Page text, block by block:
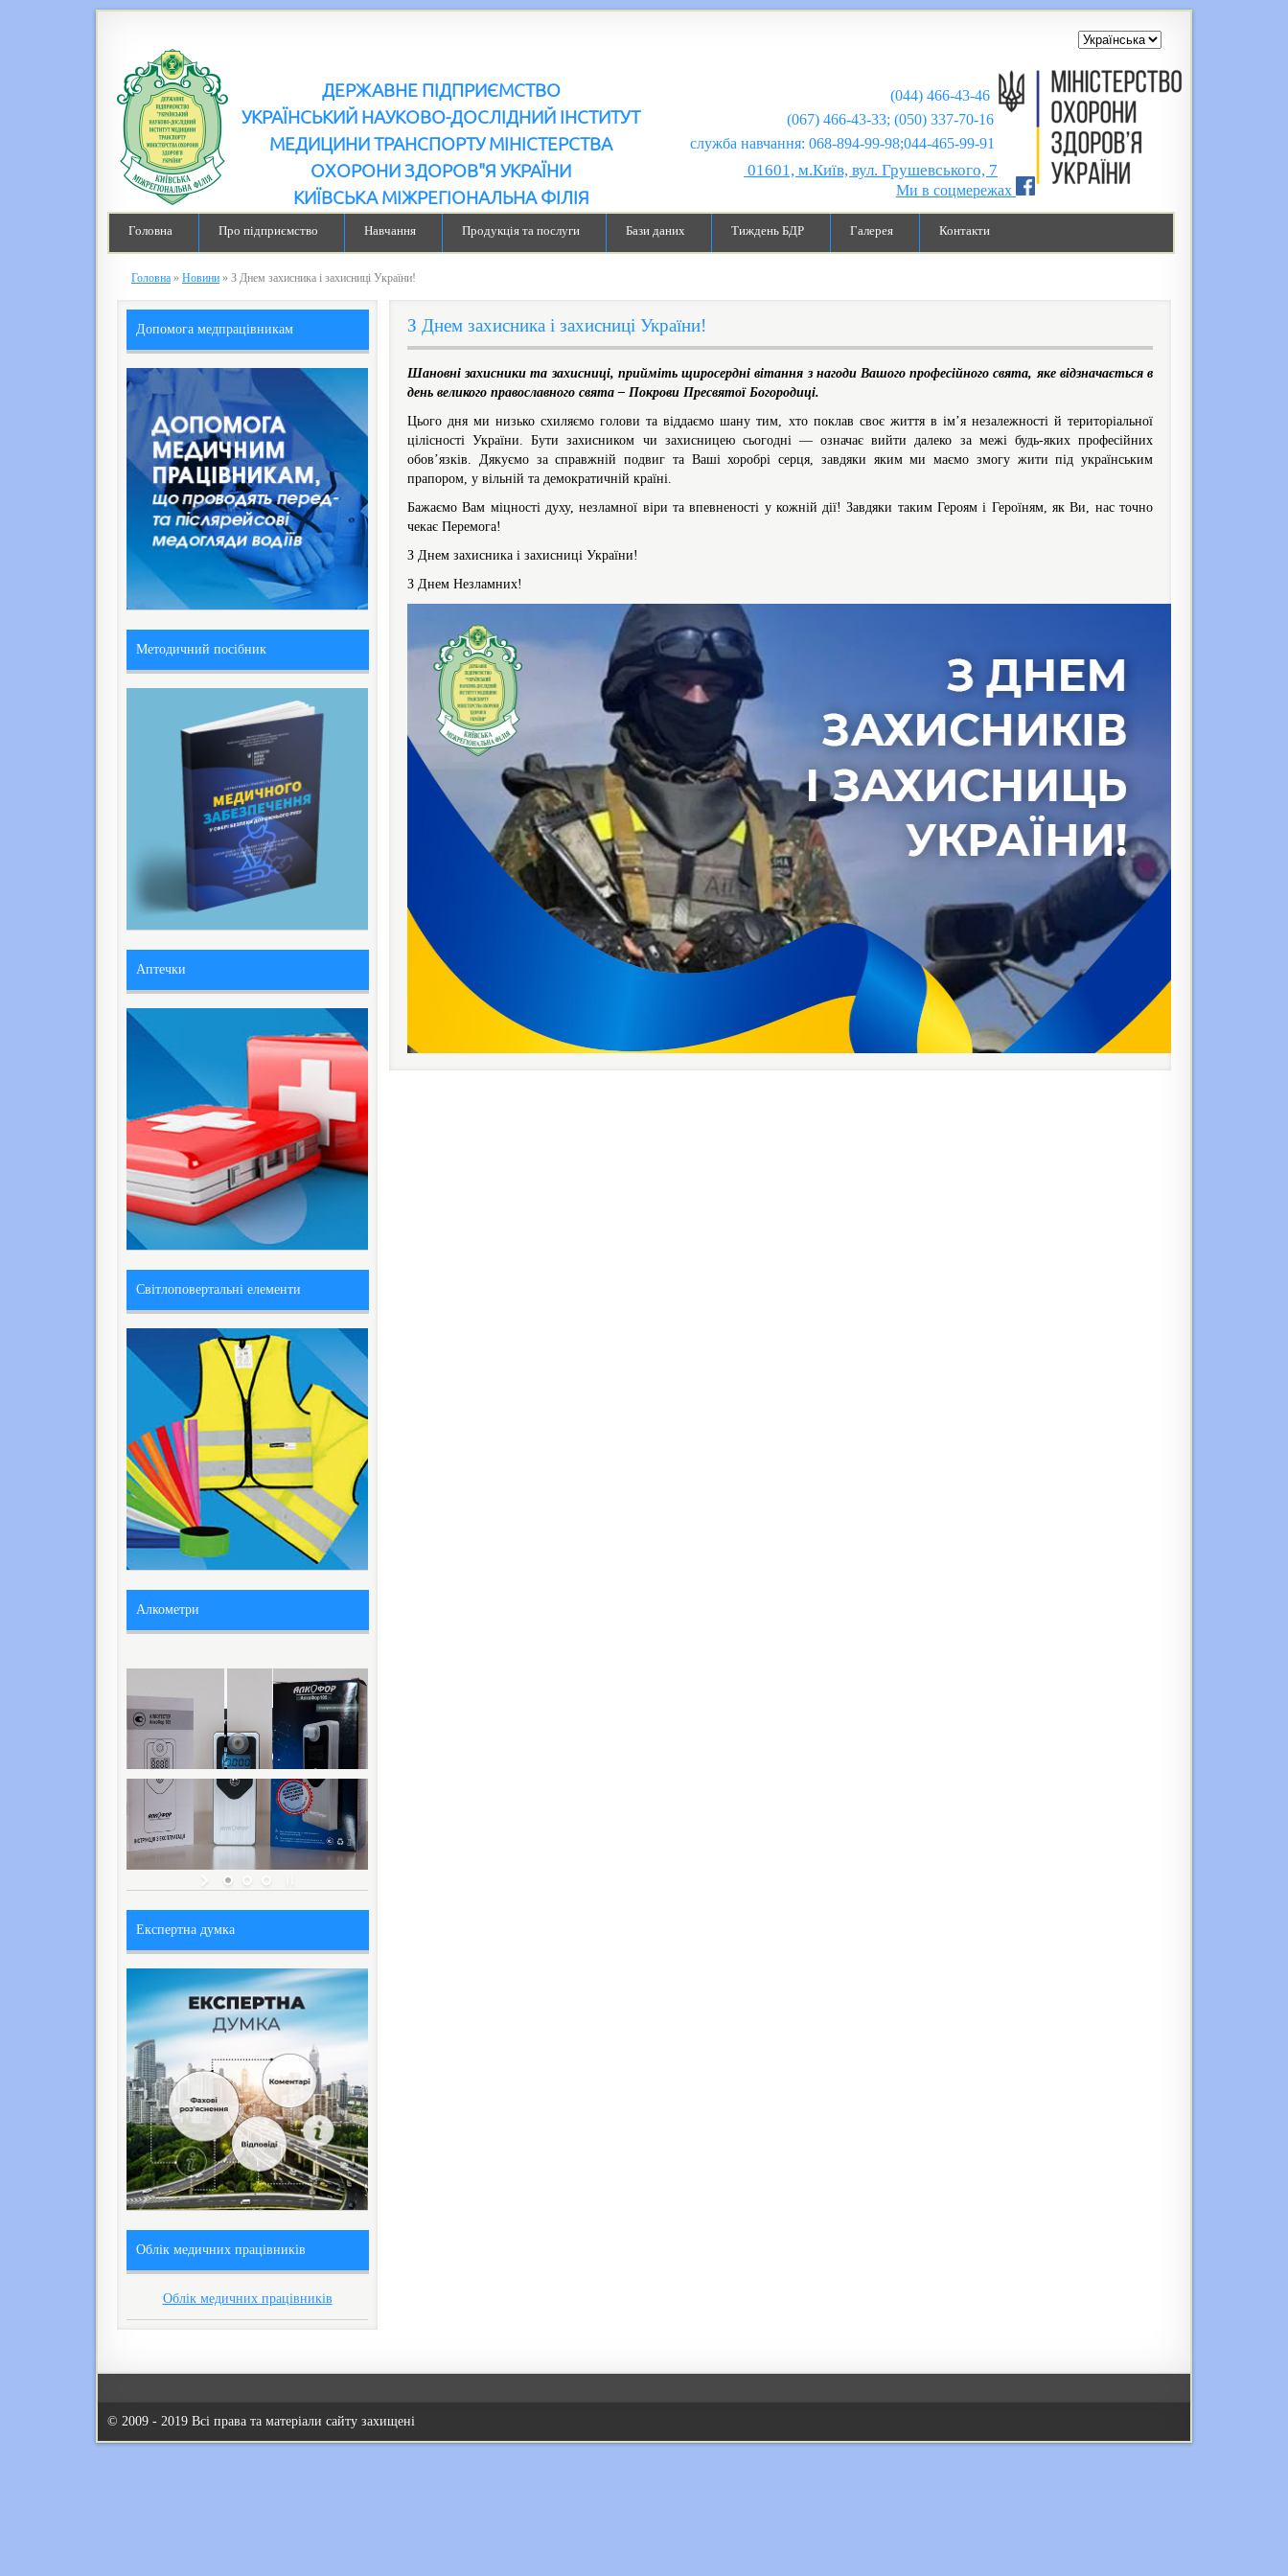
ДЕРЖАВНЕ ПІДПРИЄМСТВО
УКРАЇНСЬКИЙ НАУКОВО-ДОСЛІДНИЙ ІНСТИТУТ
МЕДИЦИНИ ТРАНСПОРТУ МІНІСТЕРСТВА
ОХОРОНИ ЗДОРОВ"Я УКРАЇНИ
КИЇВСЬКА МІЖРЕГІОНАЛЬНА ФІЛІЯ
(044) 466-43-46
(067) 466-43-33; (050) 337-70-16
служба навчання: 068-894-99-98;044-465-99-91
01601, м.Київ, вул. Грушевського, 7
Ми в соцмережах
Головна Про підприємство Навчання Продукція та послуги Бази даних Тиждень БДР Галерея Контакти
Головна » Новини » З Днем захисника і захисниці України!
З Днем захисника і захисниці України!
Шановні захисники та захисниці, прийміть щиросердні вітання з нагоди Вашого професійного свята, яке відзначається в
день великого православного свята – Покрови Пресвятої Богородиці.
Цього дня ми низько схиляємо голови та віддаємо шану тим, хто поклав своє життя в ім’я незалежності й територіальної
цілісності України. Бути захисником чи захисницею сьогодні — означає вийти далеко за межі будь-яких професійних
обов’язків. Дякуємо за справжній подвиг та Ваші хоробрі серця, завдяки яким ми маємо змогу жити під українським
прапором, у вільній та демократичній країні.
Бажаємо Вам міцності духу, незламної віри та впевненості у кожній дії! Завдяки таким Героям і Героїням, як Ви, нас точно
чекає Перемога!
З Днем захисника і захисниці України!
З Днем Незламних!
Допомога медпрацівникам
Методичний посібник
Аптечки
Світлоповертальні елементи
Алкометри
Експертна думка
Облік медичних працівників
Облік медичних працівників
© 2009 - 2019 Всі права та матеріали сайту захищені